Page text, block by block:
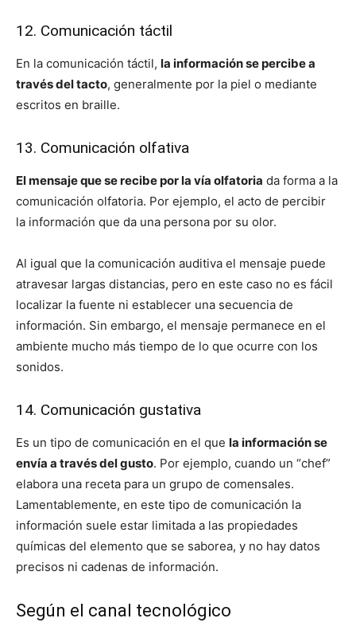
12. Comunicación táctil
En la comunicación táctil, la información se percibe a
través del tacto, generalmente por la piel o mediante
escritos en braille.
13. Comunicación olfativa
El mensaje que se recibe por la vía olfatoria da forma a la
comunicación olfatoria. Por ejemplo, el acto de percibir
la información que da una persona por su olor.
Al igual que la comunicación auditiva el mensaje puede
atravesar largas distancias, pero en este caso no es fácil
localizar la fuente ni establecer una secuencia de
información. Sin embargo, el mensaje permanece en el
ambiente mucho más tiempo de lo que ocurre con los
sonidos.
14. Comunicación gustativa
Es un tipo de comunicación en el que la información se
envía a través del gusto. Por ejemplo, cuando un “chef”
elabora una receta para un grupo de comensales.
Lamentablemente, en este tipo de comunicación la
información suele estar limitada a las propiedades
químicas del elemento que se saborea, y no hay datos
precisos ni cadenas de información.
Según el canal tecnológico